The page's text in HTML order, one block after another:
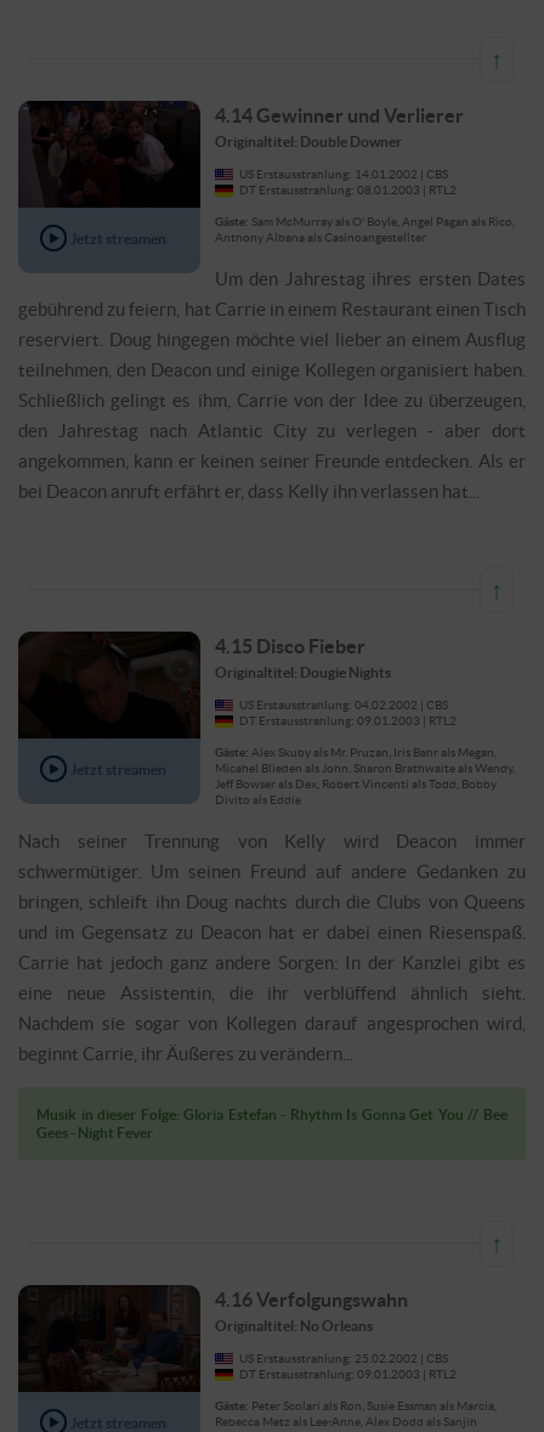
↑
Jetzt streamen
4.14 Gewinner und Verlierer
Originaltitel: Double Downer
US Erstausstrahlung: 14.01.2002 | CBS
DT Erstausstrahlung: 08.01.2003 | RTL2
Gäste: Sam McMurray als O' Boyle, Angel Pagan als Rico,
Anthony Albana als Casinoangestellter
Um den Jahrestag ihres ersten Dates
gebührend zu feiern, hat Carrie in einem Restaurant einen Tisch
reserviert. Doug hingegen möchte viel lieber an einem Ausflug
teilnehmen, den Deacon und einige Kollegen organisiert haben.
Schließlich gelingt es ihm, Carrie von der Idee zu überzeugen,
den Jahrestag nach Atlantic City zu verlegen - aber dort
angekommen, kann er keinen seiner Freunde entdecken. Als er
bei Deacon anruft erfährt er, dass Kelly ihn verlassen hat...
↑
Jetzt streamen
4.15 Disco Fieber
Originaltitel: Dougie Nights
US Erstausstrahlung: 04.02.2002 | CBS
DT Erstausstrahlung: 09.01.2003 | RTL2
Gäste: Alex Skuby als Mr. Pruzan, Iris Bahr als Megan,
Micahel Blieden als John, Sharon Brathwaite als Wendy,
Jeff Bowser als Dex, Robert Vincenti als Todd, Bobby
Divito als Eddie
Nach seiner Trennung von Kelly wird Deacon immer
schwermütiger. Um seinen Freund auf andere Gedanken zu
bringen, schleift ihn Doug nachts durch die Clubs von Queens
und im Gegensatz zu Deacon hat er dabei einen Riesenspaß.
Carrie hat jedoch ganz andere Sorgen: In der Kanzlei gibt es
eine neue Assistentin, die ihr verblüffend ähnlich sieht.
Nachdem sie sogar von Kollegen darauf angesprochen wird,
beginnt Carrie, ihr Äußeres zu verändern...
Musik in dieser Folge: Gloria Estefan - Rhythm Is Gonna Get You // Bee
Gees - Night Fever
↑
Jetzt streamen
4.16 Verfolgungswahn
Originaltitel: No Orleans
US Erstausstrahlung: 25.02.2002 | CBS
DT Erstausstrahlung: 09.01.2003 | RTL2
Gäste: Peter Scolari als Ron, Susie Essman als Marcia,
Rebecca Metz als Lee-Anne, Alex Dodd als Sanjih